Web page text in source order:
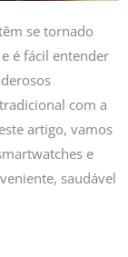
se tornado
é fácil entender
com a
artigo, vamos
e
saudável